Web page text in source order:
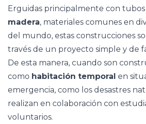
Erguidas principalmente con
madera, materiales comunes en
del mundo, estas construcciones
través de un proyecto simple y de
De esta manera, cuando son
como habitación temporal en
emergencia, como los desastres
realizan en colaboración con
voluntarios.